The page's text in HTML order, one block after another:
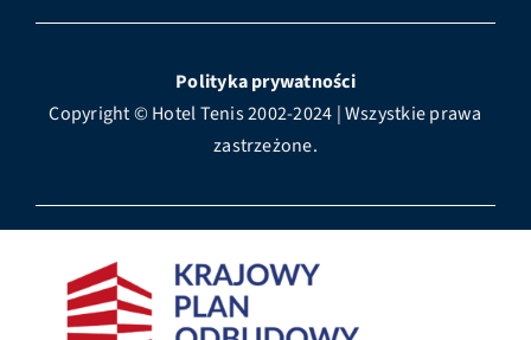
Polityka prywatności
Copyright © Hotel Tenis 2002-2024 | Wszystkie prawa
zastrzeżone.